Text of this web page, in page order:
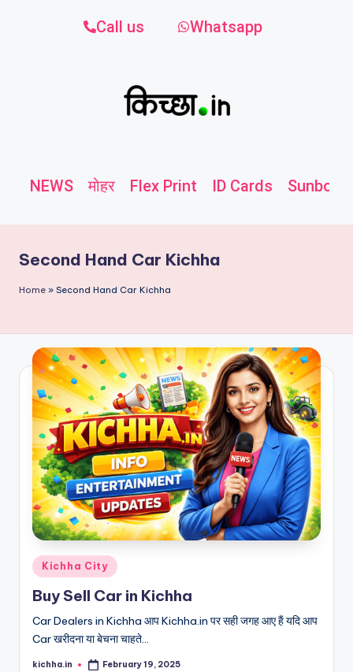
Call us Whatsapp
NEWS मोहर Flex Print ID Cards
Second Hand Car Kichha
Home » Second Hand Car Kichha
Kichha City
Buy Sell Car in Kichha
Car Dealers in Kichha आप Kichha.in पर सही जगह आए हैं यदि आप
Car खरीदना या बेचना चाहते…
kichha.in February 19, 2025